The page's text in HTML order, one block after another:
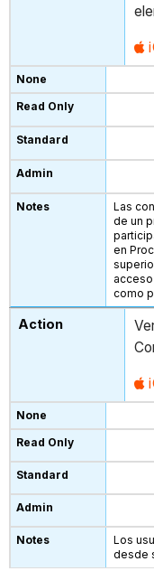
Las
de un
en
como
Los
desde